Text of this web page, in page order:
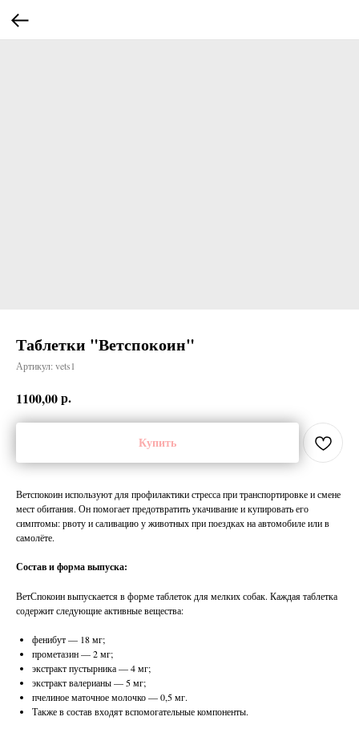
Таблетки "Ветспокоин"
Артикул: vets1
1100,00р.
Купить
Ветспокоин используют для профилактики стресса при транспортировке и смене
мест обитания. Он помогает предотвратить укачивание и купировать его
симптомы: рвоту и саливацию у животных при поездках на автомобиле или в
самолёте.
Состав и форма выпуска:
ВетСпокоин выпускается в форме таблеток для мелких собак. Каждая таблетка
содержит следующие активные вещества:
фенибут — 18 мг;
прометазин — 2 мг;
экстракт пустырника — 4 мг;
экстракт валерианы — 5 мг;
пчелиное маточное молочко — 0,5 мг.
Также в состав входят вспомогательные компоненты.